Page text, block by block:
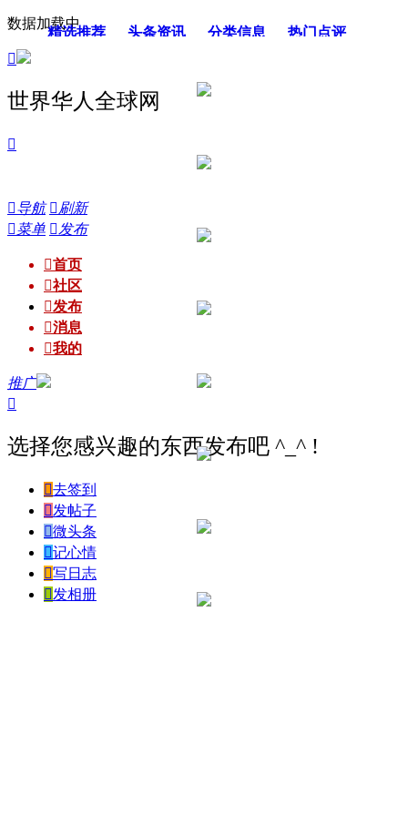
数据加载中

世界华人全球网

精选推荐 头条资讯 分类信息 热门点评
导航 刷新
菜单 发布
首页
社区
发布
消息
我的
推广

选择您感兴趣的东西发布吧 ^_^ !
去签到
发帖子
微头条
记心情
写日志
发相册